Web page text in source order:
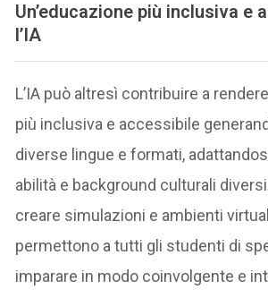
Un’educazione più inclusiva e
l’IA
L’IA può altresì contribuire a
più inclusiva e accessibile
diverse lingue e formati,
abilità e background culturali
creare simulazioni e ambienti
permettono a tutti gli studenti di
imparare in modo coinvolgente e